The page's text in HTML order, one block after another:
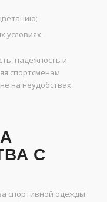
условиях.
надежность и
спортсменам
на неудобствах
С
спортивной одежды